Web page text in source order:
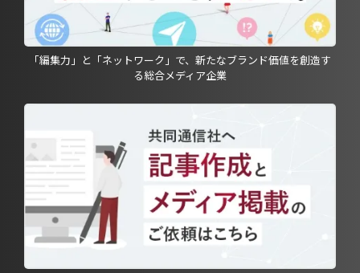
「編集力」と「ネットワーク」で、新たなブランド価値を創造す
る総合メディア企業